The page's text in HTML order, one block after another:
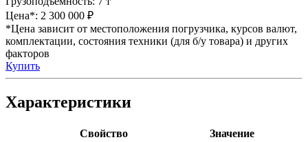
Цена*: 2 300 000 ₽
*Цена зависит от местоположения погрузчика, курсов валют,
комплектации, состояния техники (для б/у товара) и других
факторов
Купить
Характеристики
Свойство
Значение